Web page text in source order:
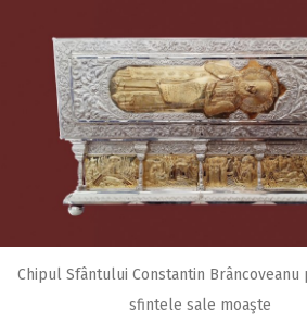
Chipul Sfântului Constantin Brâncoveanu
sfintele sale moaşte